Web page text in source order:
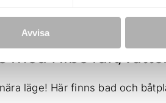
Avvisa
med Nibe luft/
läge! Här finns bad och